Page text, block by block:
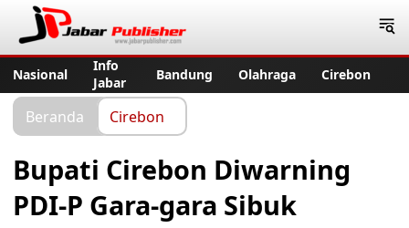
Nasional
Info
Jabar
Bandung Olahraga Cirebon
Beranda Cirebon
Bupati Cirebon Diwarning
PDI-P Gara-gara Sibuk